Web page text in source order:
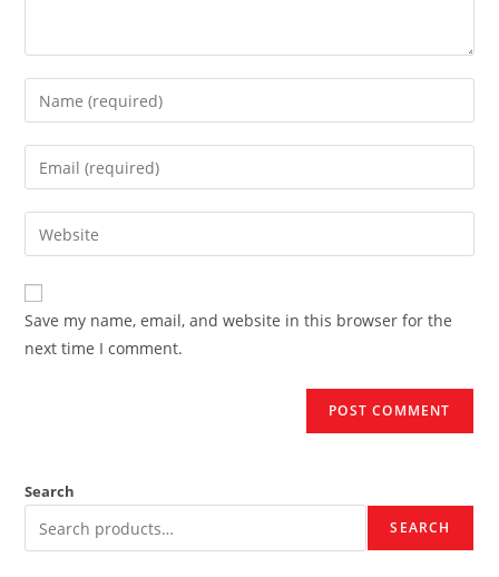
Enter
your
name
comment
Enter
your
email
address
comment
Enter
your
website
URL
(optional)
Save my name, email, and website in this browser for the
next time I comment.
Search
SEARCH